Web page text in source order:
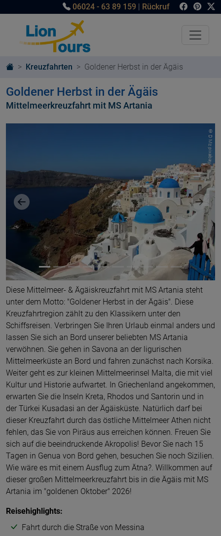
06024 - 63 89 159 | Rückruf
Kreuzfahrten Goldener Herbst in der Ägäis
Goldener Herbst in der Ägäis
Mittelmeerkreuzfahrt mit MS Artania
© D Mz pixabay
Vorheriges Bild
Diese Mittelmeer- & Ägäiskreuzfahrt mit MS Artania steht
unter dem Motto: "Goldener Herbst in der Ägäis". Diese
Kreuzfahrtregion zählt zu den Klassikern unter den
Schiffsreisen. Verbringen Sie Ihren Urlaub einmal anders und
lassen Sie sich an Bord unserer beliebten MS Artania
verwöhnen. Sie gehen in Savona an der ligurischen
Mittelmeerküste an Bord und fahren zunächst nach Korsika.
Weiter geht es zur kleinen Mittelmeerinsel Malta, die mit viel
Kultur und Historie aufwartet. In Griechenland angekommen,
erwarten Sie die Inseln Kreta, Rhodos und Santorin und in
der Türkei Kusadasi an der Ägäisküste. Natürlich darf bei
dieser Kreuzfahrt durch das östliche Mittelmeer Athen nicht
fehlen, das Sie von Piräus aus erreichen können. Freuen Sie
sich auf die beeindruckende Akropolis! Bevor Sie nach 15
Tagen in Genua von Bord gehen, besuchen Sie noch Sizilien.
Wie wäre es mit einem Ausflug zum Ätna?. Willkommen auf
dieser großen Mittelmeerkreuzfahrt bis in die Ägäis mit MS
Artania im "goldenen Oktober" 2026!
Reisehighlights:
Fahrt durch die Straße von Messina